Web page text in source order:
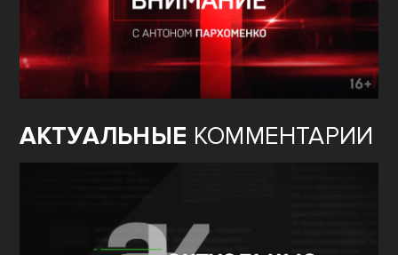
АКТУАЛЬНЫЕ КОММЕНТАРИИ